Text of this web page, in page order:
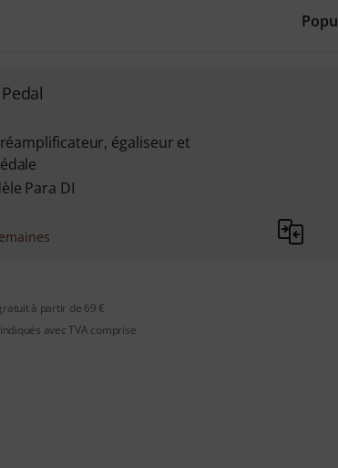
égaliseur et
Para DI
à partir de 69 €
avec TVA comprise